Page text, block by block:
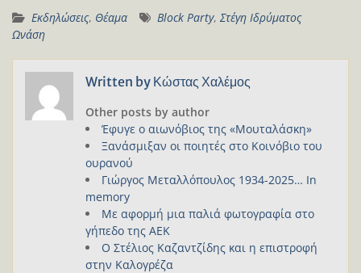
Εκδηλώσεις, Θέαμα Block Party, Στέγη Ιδρύματος
Ωνάση
Written by Κώστας Χαλέμος
Other posts by author
Έφυγε ο αιωνόβιος της «Μουταλάσκη»
Ξανάσμιξαν οι ποιητές στο Κοινόβιο του
ουρανού
Γιώργος Μεταλλόπουλος 1934-2025… In
memory
Με αφορμή μια παλιά φωτογραφία στο
γήπεδο της ΑΕΚ
Ο Στέλιος Καζαντζίδης και η επιστροφή
στην Καλογρέζα